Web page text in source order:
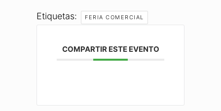
Etiquetas: FERIA COMERCIAL
COMPARTIR ESTE EVENTO